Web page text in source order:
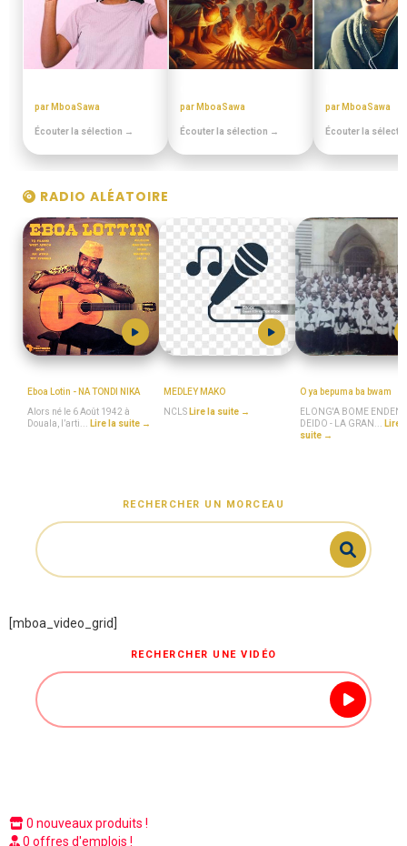
par MboaSawa
Écouter la sélection →
par MboaSawa
Écouter la sélection →
par MboaSawa
Écouter la
RADIO ALÉATOIRE
Eboa Lotin - NA TONDI NIKA
Alors né le 6 Août 1942 à
Douala, l’arti...
Lire la suite →
MEDLEY MAKO
NCLS Lire la suite →
O ya bepuma ba bwam
ELONG'A BOME ENDENE
DEIDO - LA GRAN...
Lire
suite →
RECHERCHER UN MORCEAU
[mboa_video_grid]
RECHERCHER UNE VIDÉO
0 nouveaux produits !
0 offres d'emplois !